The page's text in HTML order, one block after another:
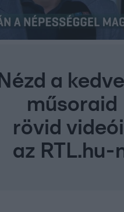
Nézd a
műsoraid
rövid
az RTL.hu-